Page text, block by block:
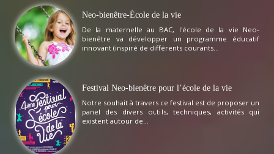
Neo-bienêtre-École de la vie
De la maternelle au BAC, l'école de la vie Neo-
bienêtre va développer un programme éducatif
innovant (inspiré de différents courants...
Festival Neo-bienêtre pour l’école de la vie
Notre souhait à travers ce festival est de proposer un
panel des divers outils, techniques, activités qui
existent autour de...